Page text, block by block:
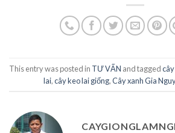
This entry was posted in TƯ VẤN and tagged
lai,cây keo lai giống,Cây xanh Gia